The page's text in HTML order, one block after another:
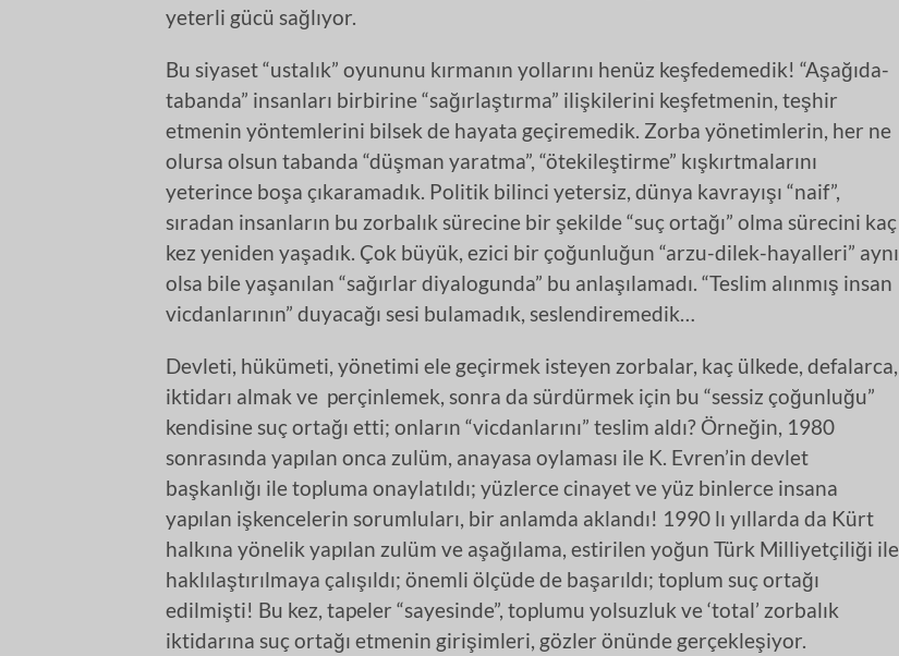
yeterli gücü sağlıyor.
Bu siyaset “ustalık” oyununu kırmanın yollarını henüz keşfedemedik! “Aşağıda-
tabanda” insanları birbirine “sağırlaştırma” ilişkilerini keşfetmenin, teşhir
etmenin yöntemlerini bilsek de hayata geçiremedik. Zorba yönetimlerin, her ne
olursa olsun tabanda “düşman yaratma”, “ötekileştirme” kışkırtmalarını
yeterince boşa çıkaramadık. Politik bilinci yetersiz, dünya kavrayışı “naif”,
sıradan insanların bu zorbalık sürecine bir şekilde “suç ortağı” olma sürecini kaç
kez yeniden yaşadık. Çok büyük, ezici bir çoğunluğun “arzu-dilek-hayalleri” aynı
olsa bile yaşanılan “sağırlar diyalogunda” bu anlaşılamadı. “Teslim alınmış insan
vicdanlarının” duyacağı sesi bulamadık, seslendiremedik…
Devleti, hükümeti, yönetimi ele geçirmek isteyen zorbalar, kaç ülkede, defalarca,
iktidarı almak ve perçinlemek, sonra da sürdürmek için bu “sessiz çoğunluğu”
kendisine suç ortağı etti; onların “vicdanlarını” teslim aldı? Örneğin, 1980
sonrasında yapılan onca zulüm, anayasa oylaması ile K. Evren’in devlet
başkanlığı ile topluma onaylatıldı; yüzlerce cinayet ve yüz binlerce insana
yapılan işkencelerin sorumluları, bir anlamda aklandı! 1990 lı yıllarda da Kürt
halkına yönelik yapılan zulüm ve aşağılama, estirilen yoğun Türk Milliyetçiliği ile
haklılaştırılmaya çalışıldı; önemli ölçüde de başarıldı; toplum suç ortağı
edilmişti! Bu kez, tapeler “sayesinde”, toplumu yolsuzluk ve ‘total’ zorbalık
iktidarına suç ortağı etmenin girişimleri, gözler önünde gerçekleşiyor.